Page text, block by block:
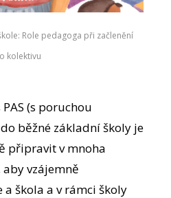
Role pedagoga při začlenění
kolektivu
(s poruchou
běžné základní školy je
připravit v mnoha
aby vzájemně
škola a v rámci školy